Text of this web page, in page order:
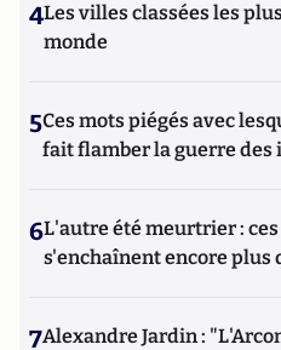
4Les villes classées les
monde
5Ces mots piégés avec
fait flamber la guerre des
6L'autre été meurtrier :
s'enchaînent encore plus
7Alexandre Jardin :